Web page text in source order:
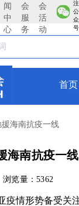
闻
中
心
会
服
务
会
活
动
注
公
众
号
首页
海南抗疫一线
海南抗疫一线
浏览量：5362
情形势备受关